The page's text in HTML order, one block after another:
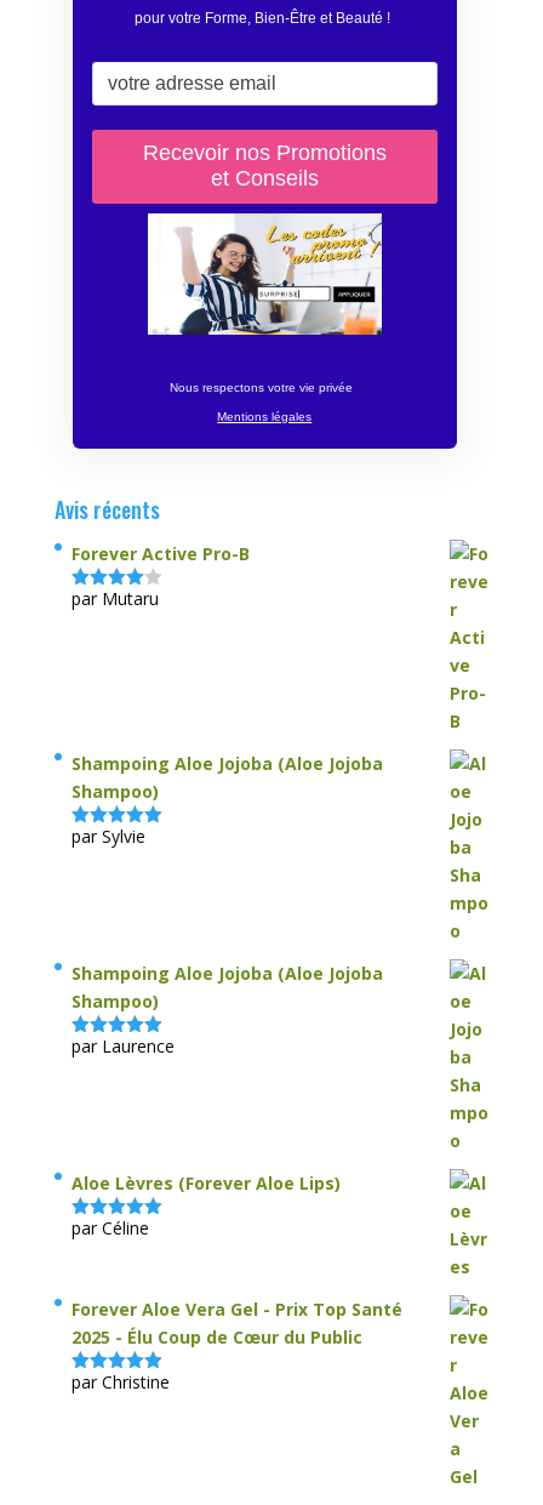
pour votre Forme, Bien-Être et Beauté !
Nous respectons votre vie privée
Mentions légales
Avis récents
Forever Active Pro-B
Note4
par Mutaru
Shampoing Aloe Jojoba (Aloe Jojoba
Shampoo)
Note5sur
par Sylvie
Shampoing Aloe Jojoba (Aloe Jojoba
Shampoo)
Note5sur
par Laurence
Aloe Lèvres (Forever Aloe Lips)
Note5sur
par Céline
Forever Aloe Vera Gel - Prix Top Santé
2025 - Élu Coup de Cœur du Public
Note5sur
par Christine